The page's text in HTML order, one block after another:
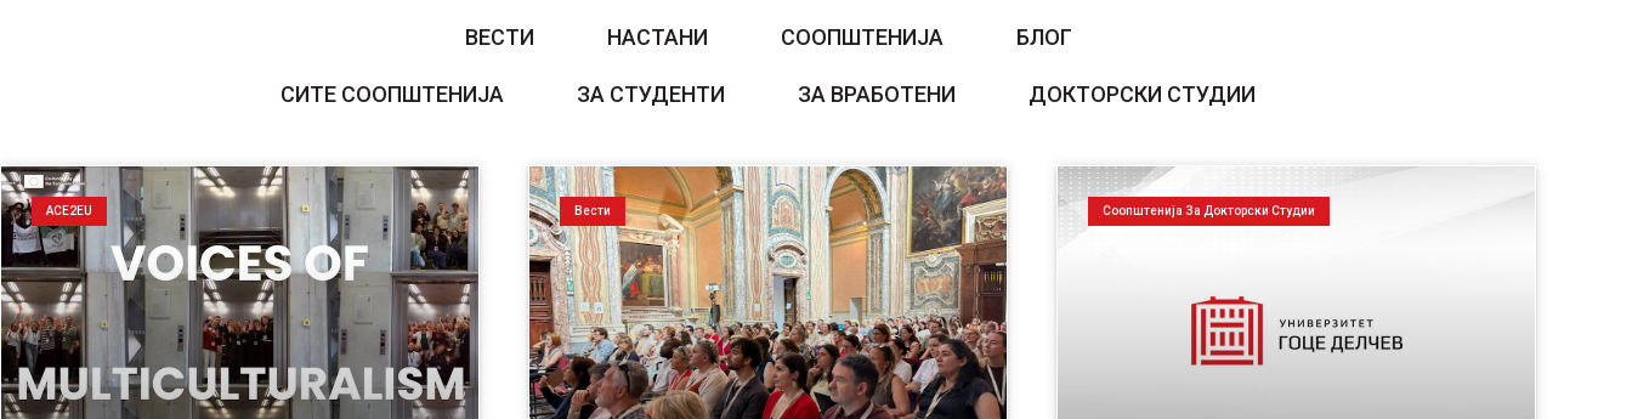
ВЕСТИ НАСТАНИ СООПШТЕНИЈА БЛОГ
СИТЕ СООПШТЕНИЈА ЗА СТУДЕНТИ ЗА ВРАБОТЕНИ ДОКТОРСКИ СТУДИИ
ACE2EU Вести Соопштенија За Докторски Студии